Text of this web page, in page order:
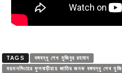
TAGS
বঙ্গবন্ধু শেখ মুজিবুর রহমান
ময়মনসিংহের ফুলবাড়ীয়ায় জাতির জনক বঙ্গবন্ধু শেখ